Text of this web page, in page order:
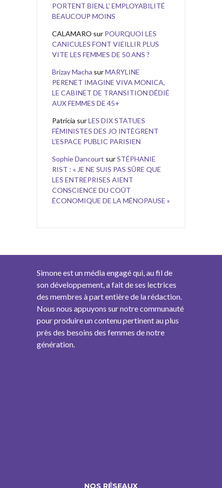
PORTENT BIEN, L’ EMPLOYABILITÉ
BEAUCOUP MOINS
CALAMARO sur POURQUOI LES
CANICULES FONT VIEILLIR PLUS
VITE LES FEMMES DE 50 ANS ?
Brizay Macha surMARYLINE
PERENET IMAGINE VIVA MONICA,
LE CABINET DE TRANSITION DÉDIÉ
AUX FEMMES DE 45+
Patricia surLES DIX STATUES
FÉMINISTES DES JO INTÈGRENT
L’ESPACE PUBLIC PARISIEN
Sophie Dancourt surSTÉPHANIE
RIST : « JE NE SUIS PAS SÛRE QUE
LES ENTREPRISES AIENT
CONSCIENCE DU COÛT
ÉCONOMIQUE DE LA MÉNOPAUSE »
Simone est un média engagé qui, au fil de
son développement, a fait de ses lectrices
des membres à part entière de la rédaction.
Nous nous appuyons sur notre communauté
pour produire un contenu pertinent au plus
près des besoins des femmes de notre
génération.
NOS RÉSEAUX